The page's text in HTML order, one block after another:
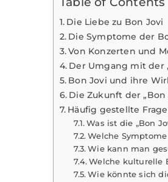
Die Liebe zu Bon Jovi
Die Symptome der
Von Konzerten und
Der Umgang mit der
Bon Jovi und ihre
Die Zukunft der „Bon
Häufig gestellte
Was ist die „Bon
Welche
Wie kann man
Welche kulturelle
Wie könnte sich